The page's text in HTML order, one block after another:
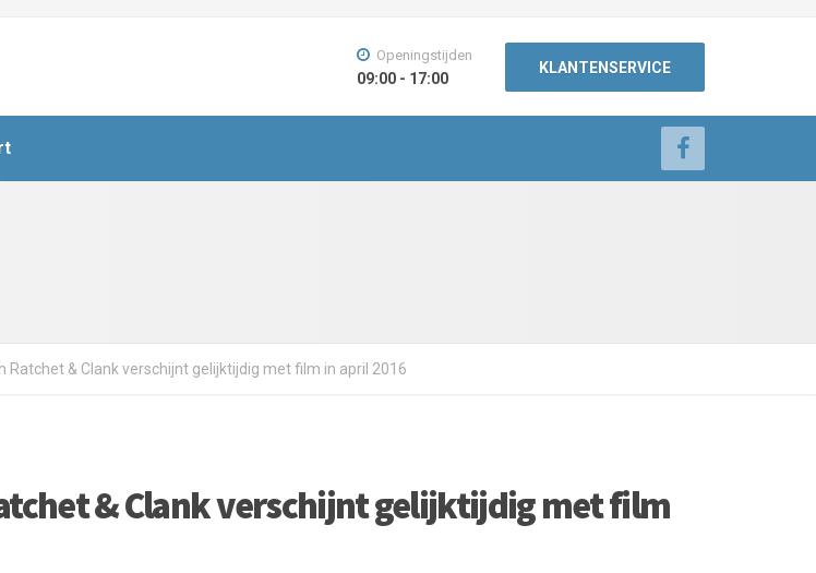
Openingstijden
09:00 - 17:00
KLANTENSERVICE
Ratchet & Clank verschijnt gelijktijdig met film in april 2016
& Clank verschijnt gelijktijdig met film